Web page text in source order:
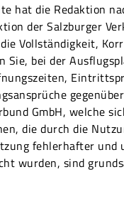
hat die Redaktion
der Salzburger
Vollständigkeit,
Sie, bei der
GmbH, welche
die durch die
fehlerhafter und
wurden, sind